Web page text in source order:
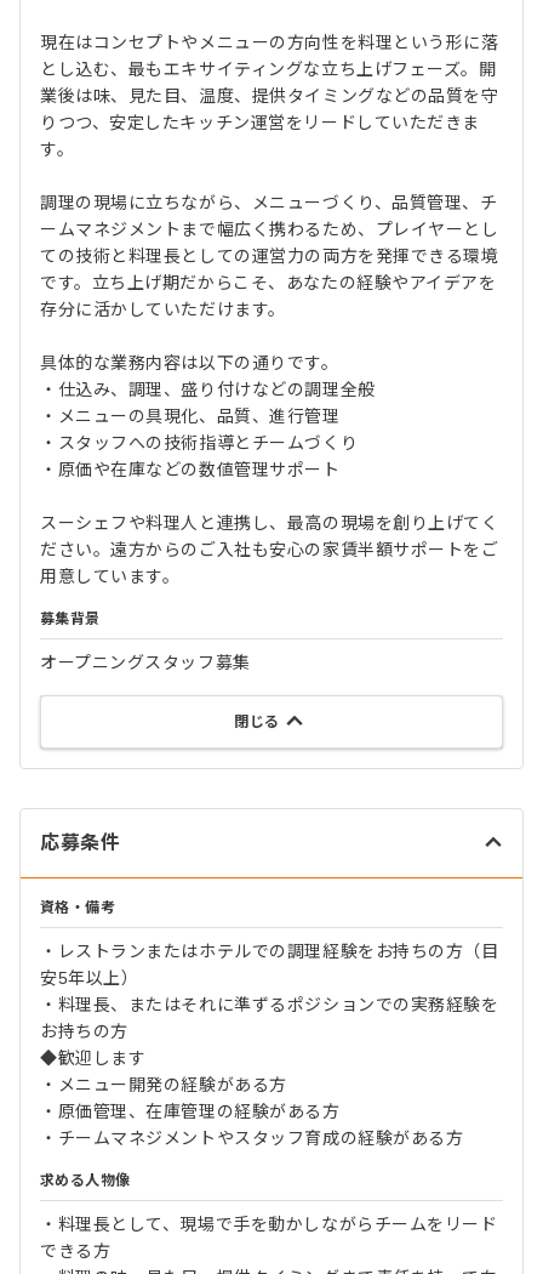
現在はコンセプトやメニューの方向性を料理という形に落
とし込む、最もエキサイティングな立ち上げフェーズ。開
業後は味、見た目、温度、提供タイミングなどの品質を守
りつつ、安定したキッチン運営をリードしていただきま
す。
調理の現場に立ちながら、メニューづくり、品質管理、チ
ームマネジメントまで幅広く携わるため、プレイヤーとし
ての技術と料理長としての運営力の両方を発揮できる環境
です。立ち上げ期だからこそ、あなたの経験やアイデアを
存分に活かしていただけます。
具体的な業務内容は以下の通りです。
・仕込み、調理、盛り付けなどの調理全般
・メニューの具現化、品質、進行管理
・スタッフへの技術指導とチームづくり
・原価や在庫などの数値管理サポート
スーシェフや料理人と連携し、最高の現場を創り上げてく
ださい。遠方からのご入社も安心の家賃半額サポートをご
用意しています。
募集背景
オープニングスタッフ募集
閉じる
応募条件
資格・備考
・レストランまたはホテルでの調理経験をお持ちの方（目
安5年以上）
・料理長、またはそれに準ずるポジションでの実務経験を
お持ちの方
◆歓迎します
・メニュー開発の経験がある方
・原価管理、在庫管理の経験がある方
・チームマネジメントやスタッフ育成の経験がある方
求める人物像
・料理長として、現場で手を動かしながらチームをリード
できる方